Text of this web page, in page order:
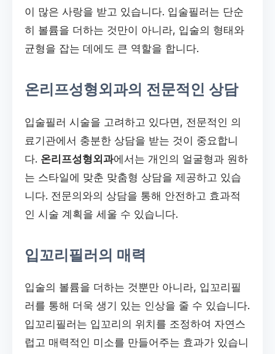
이 많은 사랑을 받고 있습니다. 입술필러는 단순
히 볼륨을 더하는 것만이 아니라, 입술의 형태와
균형을 잡는 데에도 큰 역할을 합니다.
온리프성형외과의 전문적인 상담
입술필러 시술을 고려하고 있다면, 전문적인 의
료기관에서 충분한 상담을 받는 것이 중요합니
다. 온리프성형외과에서는 개인의 얼굴형과 원하
는 스타일에 맞춘 맞춤형 상담을 제공하고 있습
니다. 전문의와의 상담을 통해 안전하고 효과적
인 시술 계획을 세울 수 있습니다.
입꼬리필러의 매력
입술의 볼륨을 더하는 것뿐만 아니라, 입꼬리필
러를 통해 더욱 생기 있는 인상을 줄 수 있습니다.
입꼬리필러는 입꼬리의 위치를 조정하여 자연스
럽고 매력적인 미소를 만들어주는 효과가 있습니